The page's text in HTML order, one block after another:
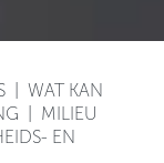
WAT KAN
MILIEU
EN